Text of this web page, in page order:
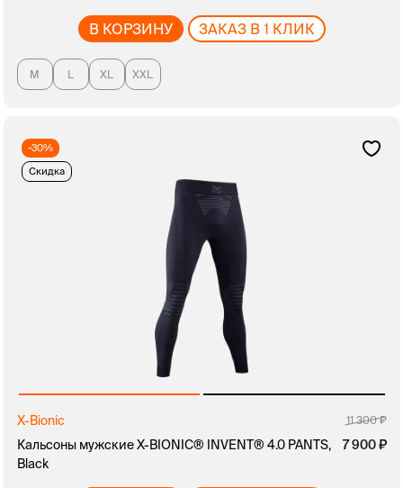
В КОРЗИНУ ЗАКАЗ В 1 КЛИК
M L XL XXL
-30%
Скидка
X-Bionic 11 300
Кальсоны мужские X-BIONIC® INVENT® 4.0 PANTS,
Black
7 900